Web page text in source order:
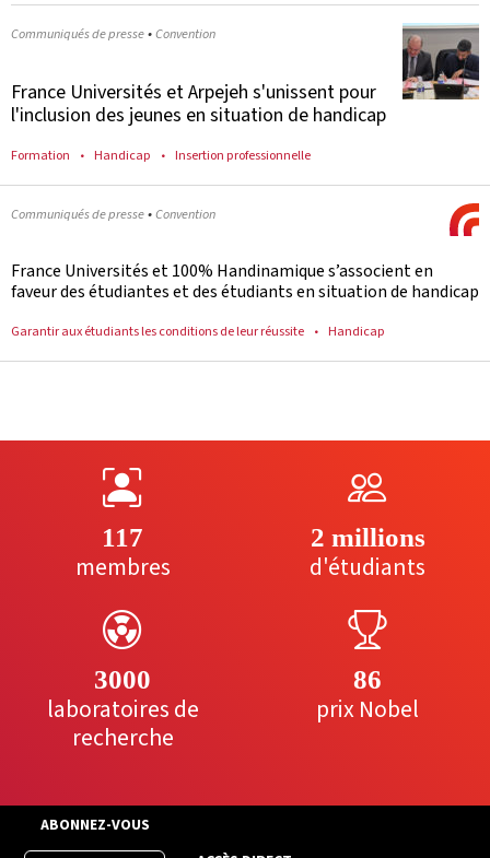
Communiqués de presse•Convention
France Universités et Arpejeh s'unissent pour
l'inclusion des jeunes en situation de handicap
Formation Handicap Insertion professionnelle
Communiqués de presse•Convention
France Universités et 100% Handinamique s’associent en
faveur des étudiantes et des étudiants en situation de handicap
Garantir aux étudiants les conditions de leur réussite Handicap
117
membres
2 millions
d'étudiants
3000
laboratoires de
recherche
86
prix Nobel
ABONNEZ-VOUS